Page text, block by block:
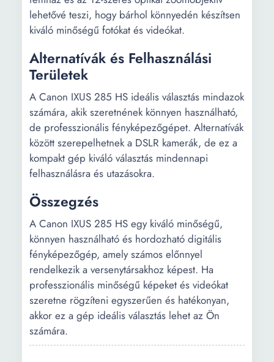
lehetővé teszi, hogy bárhol könnyedén készítsen
kiváló minőségű fotókat és videókat.
Alternatívák és Felhasználási
Területek
A Canon IXUS 285 HS ideális választás mindazok
számára, akik szeretnének könnyen használható,
de professzionális fényképezőgépet. Alternatívák
között szerepelhetnek a DSLR kamerák, de ez a
kompakt gép kiváló választás mindennapi
felhasználásra és utazásokra.
Összegzés
A Canon IXUS 285 HS egy kiváló minőségű,
könnyen használható és hordozható digitális
fényképezőgép, amely számos előnnyel
rendelkezik a versenytársakhoz képest. Ha
professzionális minőségű képeket és videókat
szeretne rögzíteni egyszerűen és hatékonyan,
akkor ez a gép ideális választás lehet az Ön
számára.